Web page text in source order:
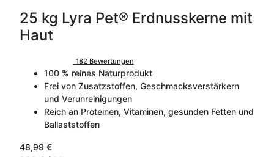
25 kg Lyra Pet® Erdnusskerne mit
Haut
182 Bewertungen
100 % reines Naturprodukt
Frei von Zusatzstoffen, Geschmacksverstärkern
und Verunreinigungen
Reich an Proteinen, Vitaminen, gesunden Fetten und
Ballaststoffen
48,99 €